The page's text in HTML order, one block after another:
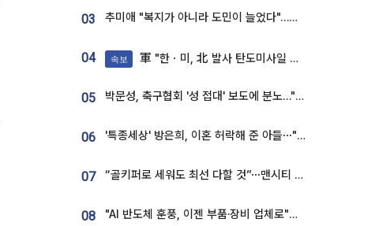
03 추미애 "복지가 아니라 도민이 늘었다"…재정난 책임론 정면돌파
04 속보 軍 "한ㆍ미, 北 발사 탄도미사일 제원 정밀분석 중"
05 박문성, 축구협회 '성 접대' 보도에 분노…"다 말아먹으려고 작정했나"
06 '특종세상' 방은희, 이혼 허락해 준 아들⋯"너무 잘 커줬다" 오열
07 “골키퍼로 세워도 최선 다할 것”⋯맨시티 누네스, 주전 경쟁 각오 [인터뷰]
08 "AI 반도체 훈풍, 이젠 부품·장비 업체로"⋯증권가 HBM 수혜주 조명